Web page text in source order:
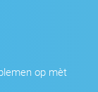
op mèt